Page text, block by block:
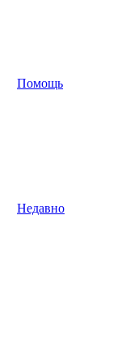
Помощь
Недавно